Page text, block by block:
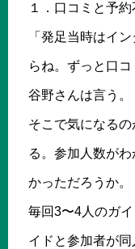
１．口コミと予約
「発足当時はイ
らね。ずっと口
谷野さんは言う。
そこで気になる
る。参加人数が
かっただろうか。
毎回3〜4人のガ
イドと参加者が